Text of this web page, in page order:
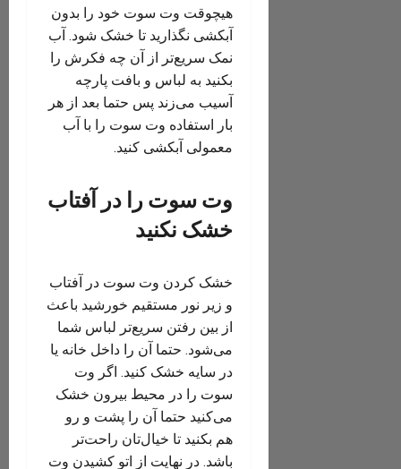
هیچوقت وت سوت خود را بدون
آبکشی نگذارید تا خشک شود. آب
نمک سریع‌تر از آن چه فکرش را
بکنید به لباس و بافت پارچه
آسیب می‌زند پس حتما بعد از هر
بار استفاده وت سوت را با آب
معمولی آبکشی کنید.
وت سوت را در آفتاب
خشک نکنید
خشک کردن وت سوت در آفتاب
و زیر نور مستقیم خورشید باعث
از بین رفتن سریع‌تر لباس شما
می‌شود. حتما آن را داخل خانه یا
در سایه خشک کنید. اگر وت
سوت را در محیط بیرون خشک
می‌کنید حتما آن را پشت و رو
هم بکنید تا خیال‌تان راحت‌تر
باشد. در نهایت از اتو کشیدن وت